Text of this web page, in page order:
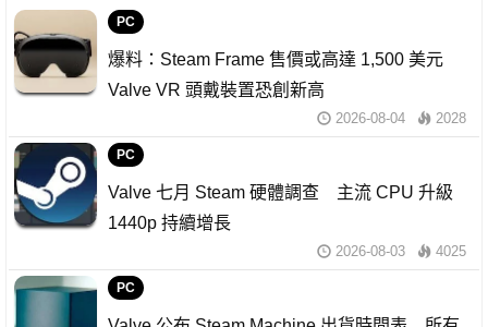
PC
爆料：Steam Frame 售價或高達 1,500 美元
Valve VR 頭戴裝置恐創新高
2026-08-04 2028
PC
Valve 七月 Steam 硬體調查 主流 CPU 升級
1440p 持續增長
2026-08-03 4025
PC